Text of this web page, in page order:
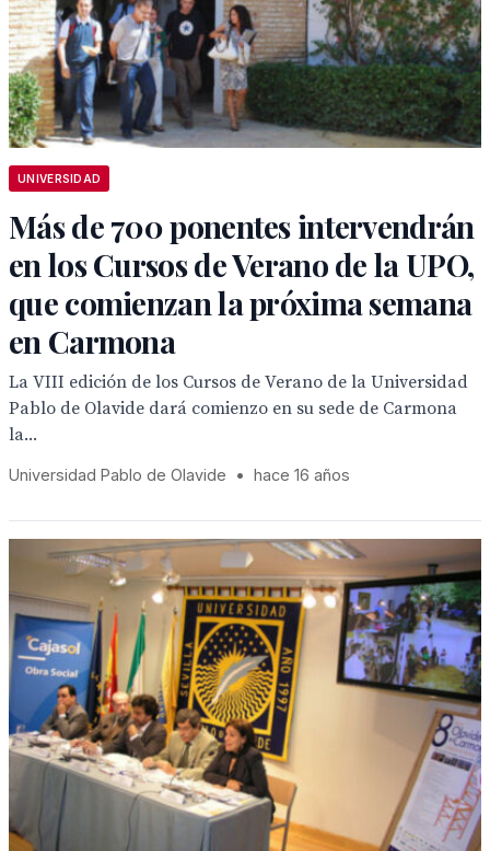
UNIVERSIDAD
Más de 700 ponentes intervendrán
en los Cursos de Verano de la UPO,
que comienzan la próxima semana
en Carmona
La VIII edición de los Cursos de Verano de la Universidad
Pablo de Olavide dará comienzo en su sede de Carmona
la...
Universidad Pablo de Olavide • hace 16 años